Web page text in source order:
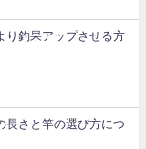
り釣果アップさせる方
長さと竿の選び方につ